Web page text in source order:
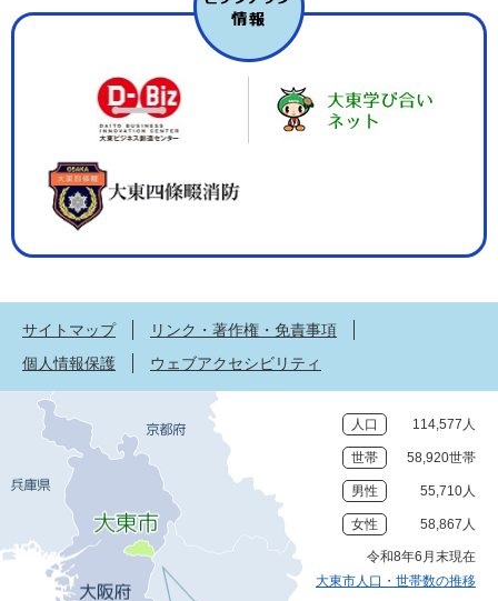
サイトマップ
リンク・著作権・免責事項
個人情報保護
ウェブアクセシビリティ
人口 114,577人
世帯 58,920世帯
男性 55,710人
女性 58,867人
令和8年6月末現在
大東市人口・世帯数の推移